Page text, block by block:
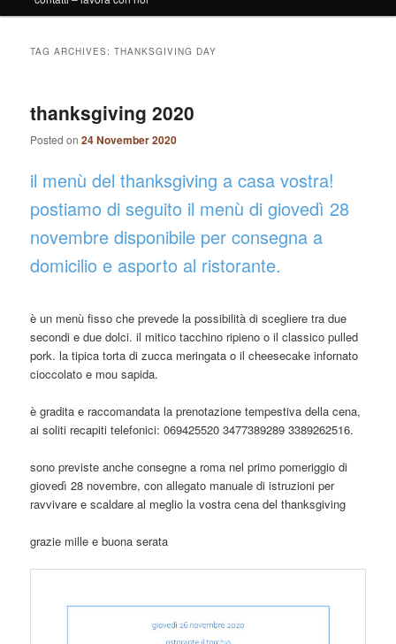
TAG ARCHIVES:THANKSGIVING DAY
thanksgiving 2020
Posted on24 November 2020
il menù del thanksgiving a casa vostra!
postiamo di seguito il menù di giovedì 28
novembre disponibile per consegna a
domicilio e asporto al ristorante.
è un menù fisso che prevede la possibilità di scegliere tra due
secondi e due dolci. il mitico tacchino ripieno o il classico pulled
pork. la tipica torta di zucca meringata o il cheesecake infornato
cioccolato e mou sapida.
è gradita e raccomandata la prenotazione tempestiva della cena,
ai soliti recapiti telefonici: 069425520 3477389289 3389262516.
sono previste anche consegne a roma nel primo pomeriggio di
giovedì 28 novembre, con allegato manuale di istruzioni per
ravvivare e scaldare al meglio la vostra cena del thanksgiving
grazie mille e buona serata